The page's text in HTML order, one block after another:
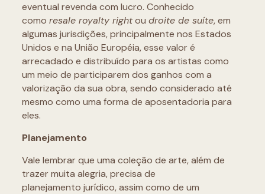
eventual revenda com lucro. Conhecido
como resale royalty rightou droite de suíte, em
algumas jurisdições, principalmente nos Estados
Unidos e na União Européia, esse valor é
arrecadado e distribuído para os artistas como
um meio de participarem dos ganhos com a
valorização da sua obra, sendo considerado até
mesmo como uma forma de aposentadoria para
eles.
Planejamento
Vale lembrar que uma coleção de arte, além de
trazer muita alegria, precisa de
planejamento jurídico, assim como de um